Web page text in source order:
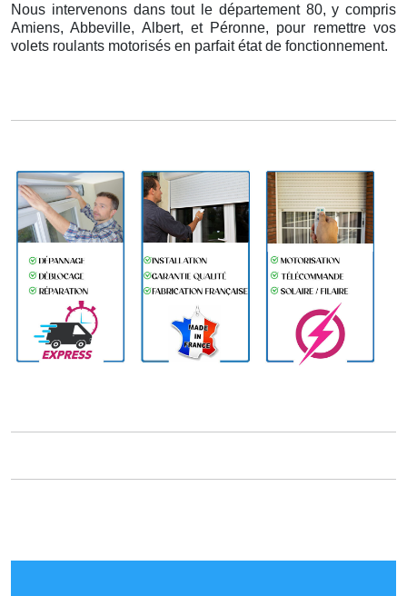
Nous intervenons dans tout le département 80, y compris
Amiens, Abbeville, Albert, et Péronne, pour remettre vos
volets roulants motorisés en parfait état de fonctionnement.